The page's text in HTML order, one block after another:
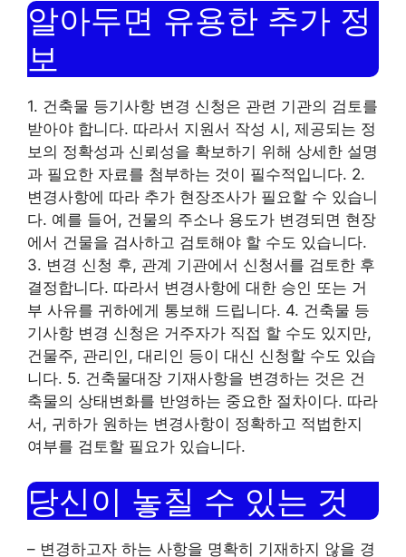
알아두면 유용한 추가 정
보
1. 건축물 등기사항 변경 신청은 관련 기관의 검토를
받아야 합니다. 따라서 지원서 작성 시, 제공되는 정
보의 정확성과 신뢰성을 확보하기 위해 상세한 설명
과 필요한 자료를 첨부하는 것이 필수적입니다. 2.
변경사항에 따라 추가 현장조사가 필요할 수 있습니
다. 예를 들어, 건물의 주소나 용도가 변경되면 현장
에서 건물을 검사하고 검토해야 할 수도 있습니다.
3. 변경 신청 후, 관계 기관에서 신청서를 검토한 후
결정합니다. 따라서 변경사항에 대한 승인 또는 거
부 사유를 귀하에게 통보해 드립니다. 4. 건축물 등
기사항 변경 신청은 거주자가 직접 할 수도 있지만,
건물주, 관리인, 대리인 등이 대신 신청할 수도 있습
니다. 5. 건축물대장 기재사항을 변경하는 것은 건
축물의 상태변화를 반영하는 중요한 절차이다. 따라
서, 귀하가 원하는 변경사항이 정확하고 적법한지
여부를 검토할 필요가 있습니다.
당신이 놓칠 수 있는 것
– 변경하고자 하는 사항을 명확히 기재하지 않을 경